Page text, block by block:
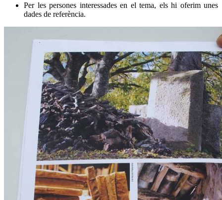
Per les persones interessades en el tema, els hi oferim unes
dades de referència.